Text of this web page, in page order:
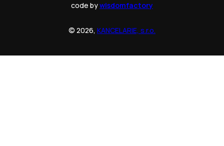
code bywisdomfactory
© 2026, KANCELARIE, s.r.o.